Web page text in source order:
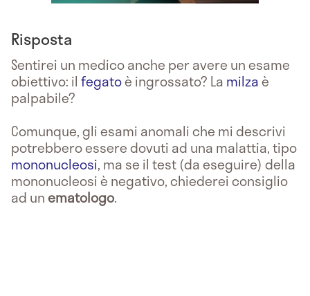
Risposta
Sentirei un medico anche per avere un esame
obiettivo: il fegatoè ingrossato? La milzaè
palpabile?
Comunque, gli esami anomali che mi descrivi
potrebbero essere dovuti ad una malattia, tipo
mononucleosi, ma se il test (da eseguire) della
mononucleosi è negativo, chiederei consiglio
ad unematologo.